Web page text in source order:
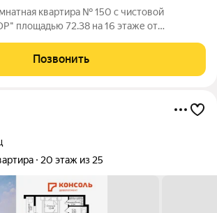
квартира № 150 с чистовой
площадью 72.38 на 16 этаже от
комфортности комфорт плюс.
просторные
Позвонить
20 этаж из 25